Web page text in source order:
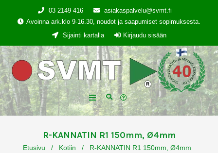
03 2149 416
asiakaspalvelu@svmt.fi
Avoinna ark.klo 9-16.30, noudot ja saapumiset sopimuksesta.
Sijainti kartalla
Kirjaudu sisään
R-KANNATIN R1 150mm, Ø4mm
Etusivu / Kotiin / R-KANNATIN R1 150mm, Ø4mm